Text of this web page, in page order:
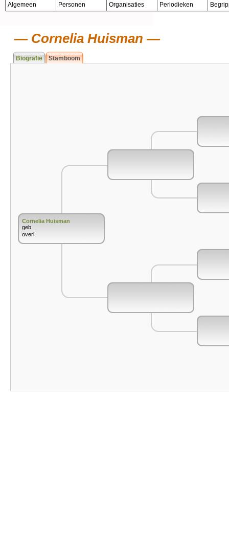
Algemeen Personen Organisaties Periodieken
Cornelia Huisman
Biografie Stamboom
Cornelia Huisman
geb.
overl.